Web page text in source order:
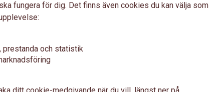
fungera för dig. Det finns även cookies du kan välja som
prestanda och statistik